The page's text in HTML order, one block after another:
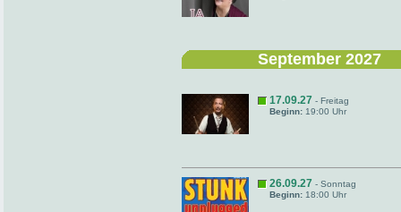
September 2027
17.09.27 - Freitag
Beginn: 19:00 Uhr
26.09.27 - Sonntag
Beginn: 18:00 Uhr